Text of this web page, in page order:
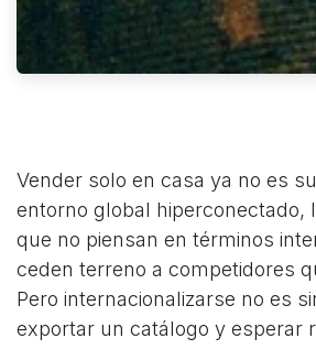
Vender solo en casa ya no es
entorno global hiperconectado,
que no piensan en términos
ceden terreno a competidores
Pero internacionalizarse no es
exportar un catálogo y esperar